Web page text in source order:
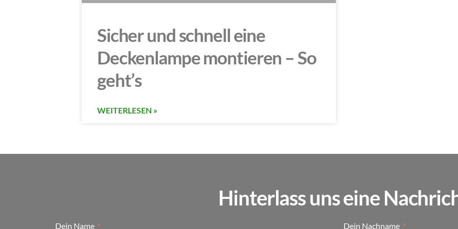
Sicher und schnell eine
Deckenlampe montieren – So
geht’s
WEITERLESEN »
Hinterlass uns eine
Dein Name Dein Nachname